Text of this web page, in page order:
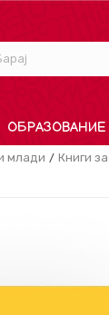
ОБРАЗОВАНИЕ
млади Книги